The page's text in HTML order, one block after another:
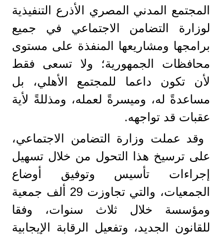
المجتمع المدني المصري الأذرع التنفيذية
لوزارة التضامن الاجتماعي في جميع
برامجها ومشاريعها المنفذة على مستوى
محافظات الجمهورية؛ ولا تسعى فقط
لأن تكون داعما للمجتمع الأهلي، بل
مساعدةً له، وميسرةً لعمله، ومذللةً لأية
عقبات قد تواجهه.
وقد عملت وزارة التضامن الاجتماعي،
على ترسيخ هذا التحول من خلال تسهيل
إجراءات تأسيس وتوفيق أوضاع
الجمعيات، والتي تجاوزت 29 ألف جمعية
ومؤسسة خلال ثلاث سنوات، وفقا
للقانون الجديد، وتفعيل الرقابة الإيجابية